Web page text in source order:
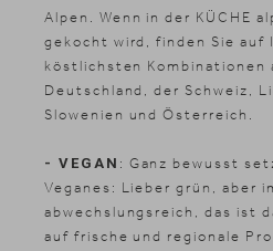
Alpen. Wenn in der KÜCHE
gekocht wird, finden Sie auf
köstlichsten Kombinationen
Deutschland, der Schweiz,
Slowenien und Österreich.
- VEGAN : Ganz bewusst
Veganes: Lieber grün, aber
abwechslungsreich, das ist
auf frische und regionale